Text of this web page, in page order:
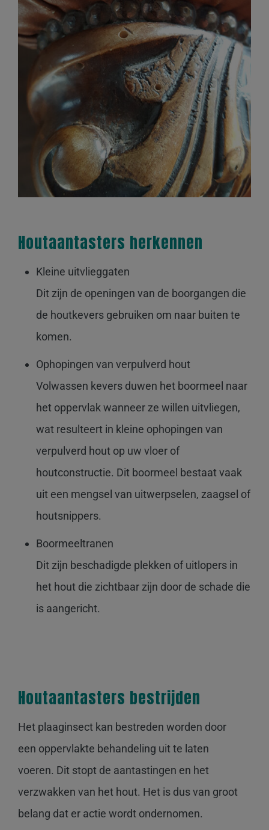
Houtaantasters herkennen
Kleine uitvlieggaten
Dit zijn de openingen van de boorgangen die
de houtkevers gebruiken om naar buiten te
komen.
Ophopingen van verpulverd hout
Volwassen kevers duwen het boormeel naar
het oppervlak wanneer ze willen uitvliegen,
wat resulteert in kleine ophopingen van
verpulverd hout op uw vloer of
houtconstructie. Dit boormeel bestaat vaak
uit een mengsel van uitwerpselen, zaagsel of
houtsnippers.
Boormeeltranen
Dit zijn beschadigde plekken of uitlopers in
het hout die zichtbaar zijn door de schade die
is aangericht.
Houtaantasters bestrijden
Het plaaginsect kan bestreden worden door
een oppervlakte behandeling uit te laten
voeren. Dit stopt de aantastingen en het
verzwakken van het hout. Het is dus van groot
belang dat er actie wordt ondernomen.